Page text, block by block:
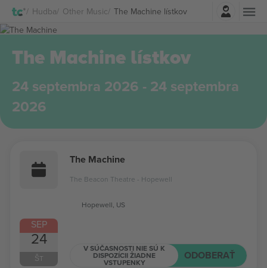
Hudba Other Music The Machine lístkov
Prihlásenie
The Machine lístkov
24 septembra 2026 - 24 septembra
2026
SEP
24
ŠT
The Machine
The Beacon Theatre - Hopewell
Hopewell, US
V SÚČASNOSTI NIE SÚ K
DISPOZÍCII ŽIADNE
VSTUPENKY
ODOBERAŤ